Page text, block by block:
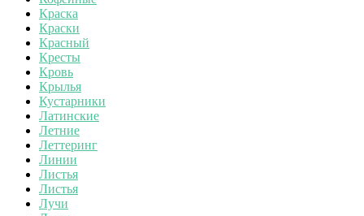
Краска
Краски
Красный
Кресты
Кровь
Крылья
Кустарники
Латинские
Летние
Леттеринг
Линии
Листья
Листья
Лучи